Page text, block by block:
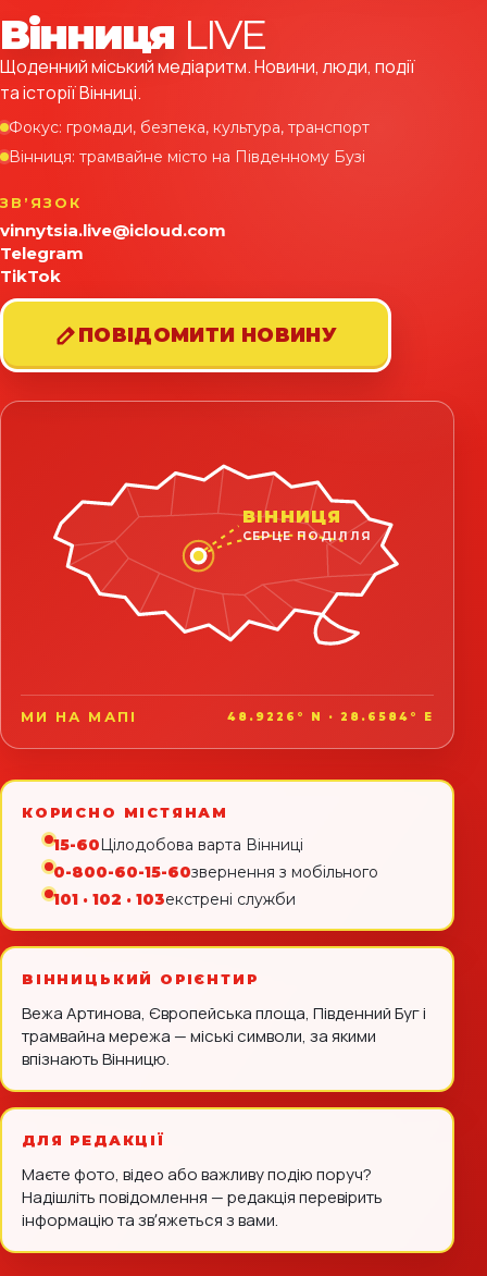
Вінниця LIVE
Щоденний міський медіаритм. Новини, люди, події
та історії Вінниці.
Фокус: громади, безпека, культура, транспорт
Вінниця: трамвайне місто на Південному Бузі
ЗВʼЯЗОК
vinnytsia.live@icloud.com
Telegram
TikTok
ПОВІДОМИТИ НОВИНУ
ВІННИЦЯ
СЕРЦЕ ПОДІЛЛЯ
МИ НА МАПІ 48.9226° N · 28.6584° E
КОРИСНО МІСТЯНАМ
15-60Цілодобова варта Вінниці
0-800-60-15-60звернення з мобільного
101 · 102 · 103екстрені служби
ВІННИЦЬКИЙ ОРІЄНТИР
Вежа Артинова, Європейська площа, Південний Буг і
трамвайна мережа — міські символи, за якими
впізнають Вінницю.
ДЛЯ РЕДАКЦІЇ
Маєте фото, відео або важливу подію поруч?
Надішліть повідомлення — редакція перевірить
інформацію та звʼяжеться з вами.